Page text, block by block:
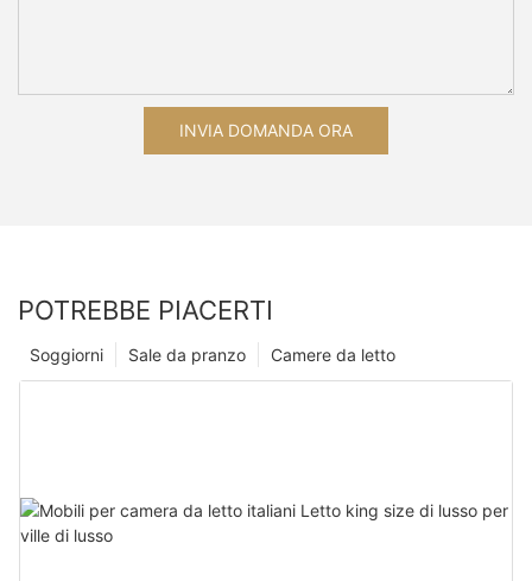
INVIA DOMANDA ORA
POTREBBE PIACERTI
Camere da letto
Sale da pranzo
Soggiorni